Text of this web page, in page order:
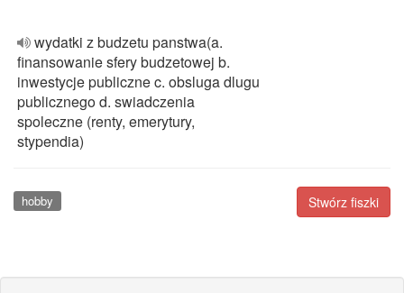
wydatki z budzetu panstwa(a.
finansowanie sfery budzetowej b.
inwestycje publiczne c. obsluga dlugu
publicznego d. swiadczenia
spoleczne (renty, emerytury,
stypendia)
Stwórz fiszki
hobby